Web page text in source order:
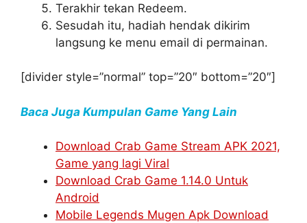
Terakhir tekan Redeem.
Sesudah itu, hadiah hendak dikirim
langsung ke menu email di permainan.
[divider style=”normal” top=”20″ bottom=”20″]
Baca Juga Kumpulan Game Yang Lain
Download Crab Game Stream APK 2021,
Game yang lagi Viral
Download Crab Game 1.14.0 Untuk
Android
Mobile Legends Mugen Apk Download